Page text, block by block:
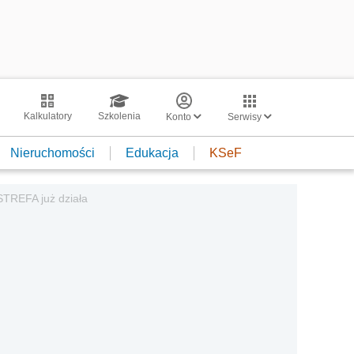
Kalkulatory Szkolenia Konto Serwisy
Nieruchomości Edukacja KSeF
już działa